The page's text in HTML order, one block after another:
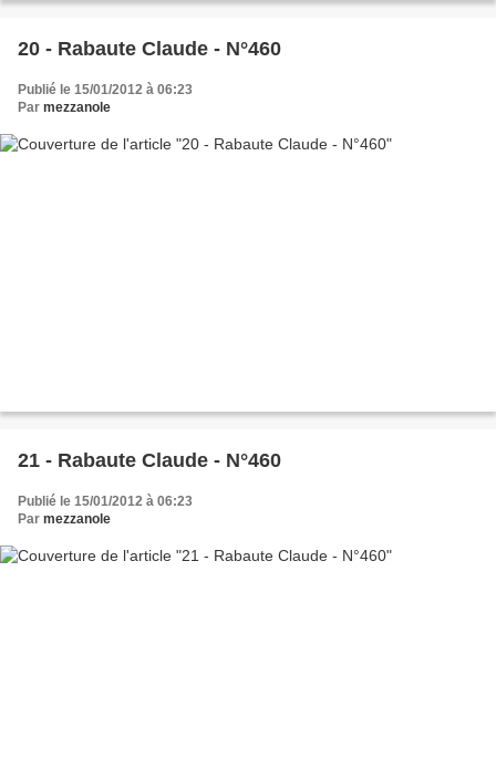
20 - Rabaute Claude - N°460
Publié le 15/01/2012 à 06:23
Par mezzanole
21 - Rabaute Claude - N°460
Publié le 15/01/2012 à 06:23
Par mezzanole